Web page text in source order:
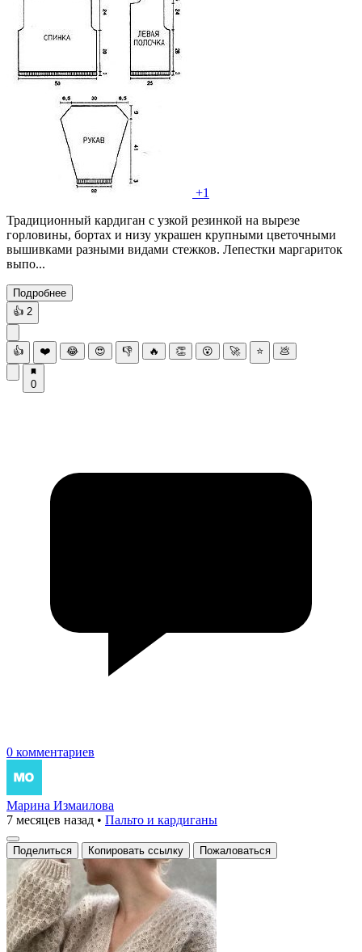
+1
Традиционный кардиган с узкой резинкой на вырезе
горловины, бортах и низу украшен крупными цветочными
вышивками разными видами стежков. Лепестки маргариток
выпо...
Подробнее
👍 2
👍 ❤️ 😂 😍 👎 🔥 👏 😮 🚀 ⭐ 💩
0
0 комментариев
Марина Измаилова
7 месяцев назад • Пальто и кардиганы
Поделиться Копировать ссылку Пожаловаться